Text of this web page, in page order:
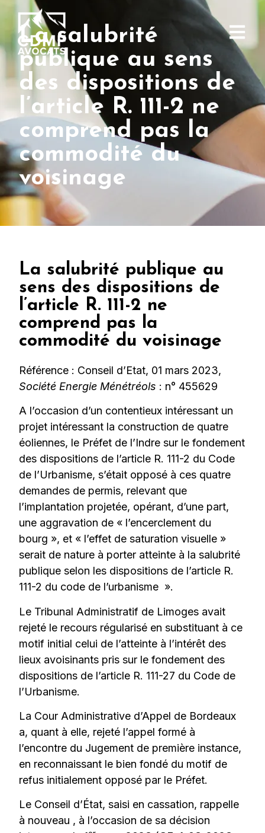
La salubrité
publique au sens
des dispositions de
l’article R. 111-2 ne
comprend pas la
commodité du
voisinage
La salubrité publique au
sens des dispositions de
l’article R. 111-2 ne
comprend pas la
commodité du voisinage
Référence : Conseil d’Etat, 01 mars 2023,
Société Energie Ménétréols : n° 455629
A l’occasion d’un contentieux intéressant un
projet intéressant la construction de quatre
éoliennes, le Préfet de l’Indre sur le fondement
des dispositions de l’article R. 111-2 du Code
de l’Urbanisme, s’était opposé à ces quatre
demandes de permis, relevant que
l’implantation projetée, opérant, d’une part,
une aggravation de « l’encerclement du
bourg », et « l’effet de saturation visuelle »
serait de nature à porter atteinte à la salubrité
publique selon les dispositions de l’article R.
111-2 du code de l’urbanisme ».
Le Tribunal Administratif de Limoges avait
rejeté le recours régularisé en substituant à ce
motif initial celui de l’atteinte à l’intérêt des
lieux avoisinants pris sur le fondement des
dispositions de l’article R. 111-27 du Code de
l’Urbanisme.
La Cour Administrative d’Appel de Bordeaux
a, quant à elle, rejeté l’appel formé à
l’encontre du Jugement de première instance,
en reconnaissant le bien fondé du motif de
refus initialement opposé par le Préfet.
Le Conseil d’État, saisi en cassation, rappelle
à nouveau , à l’occasion de sa décision